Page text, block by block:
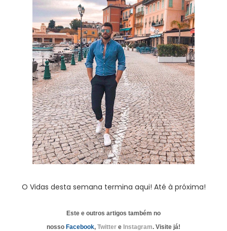
O Vidas desta semana termina aqui! Até à próxima!
Este e outros artigos também no
nosso Facebook, Twitter e Instagram. Visite já!